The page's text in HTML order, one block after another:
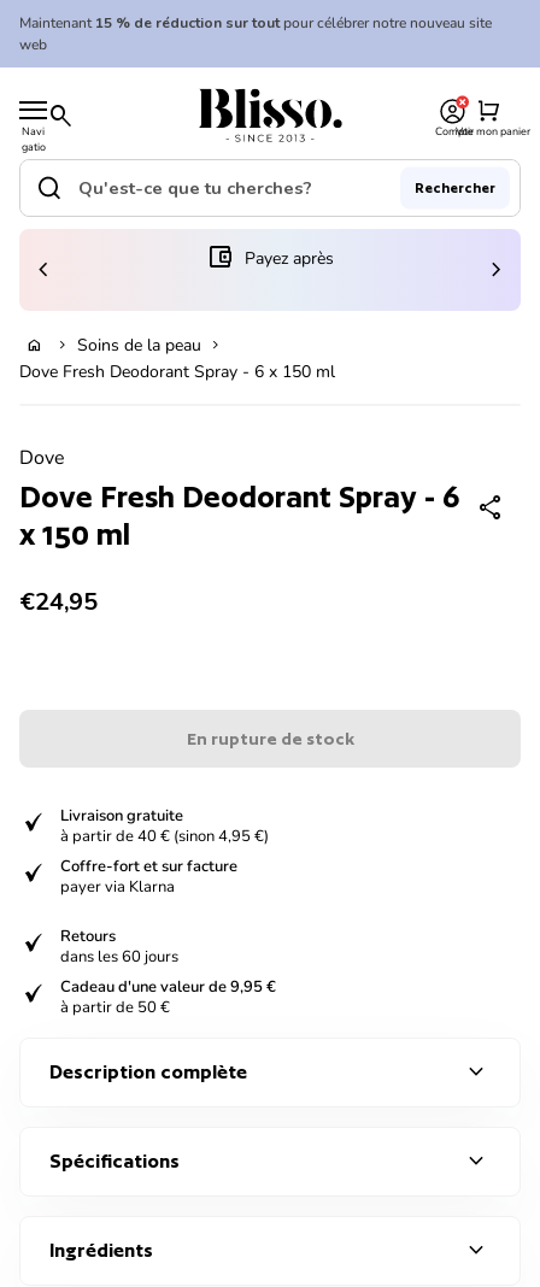
Skip to content
Maintenant15 % de réduction sur toutpour célébrer notre nouveau site
web
Navi
gatio
n
mobil
search
Accueil
CompteVoir mon panier
shopping_cart
Accueil
Recherche"
search Rechercher
(le lien s'ouvre dans un nouvel onglet/fenêtre)
account_balance_wallet Payez après
chevron_left chevron_right
home chevron_right Soins de la peau chevron_right
Dove Fresh Deodorant Spray - 6 x 150 ml
Dove
Dove Fresh Deodorant Spray - 6
x 150 ml
share
Prix normal
€24,95
En rupture de stock
verified
Livraison gratuite
à partir de 40 € (sinon 4,95 €)
verified
Coffre-fort et sur facture
payer via Klarna
verified
Retours
dans les 60 jours
verified
Cadeau d'une valeur de 9,95 €
à partir de 50 €
Description complète expand_more
Spécifications expand_more
Ingrédients expand_more